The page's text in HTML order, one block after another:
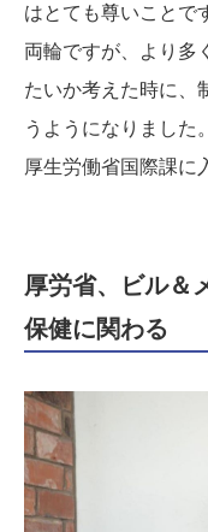
はとても尊いことで
両輪ですが、より多
たいか考えた時に、
うようになりました
厚生労働省国際課に
厚労省、ビル＆
保健に関わる